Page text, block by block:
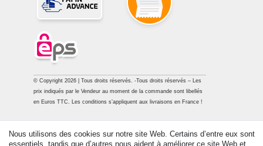
© Copyright 2026 | Tous droits réservés. -Tous droits réservés – Les
prix indiqués par le Vendeur au moment de la commande sont libellés
en Euros TTC. Les conditions s’appliquent aux livraisons en France !
Nous utilisons des cookies sur notre site Web. Certains d’entre eux sont
essentiels, tandis que d’autres nous aident à améliorer ce site Web et
Rétracter le contrat ici Contact